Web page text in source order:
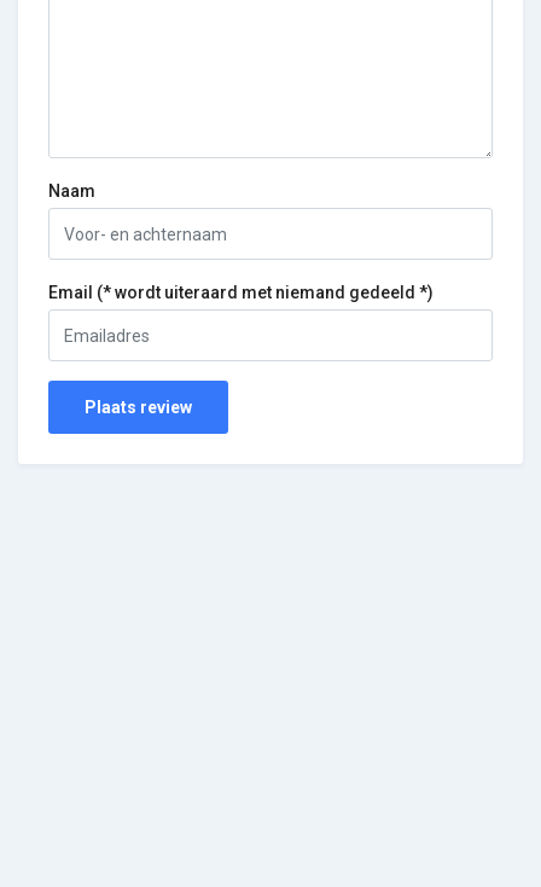
Naam
Email (* wordt uiteraard met niemand gedeeld *)
Plaats review